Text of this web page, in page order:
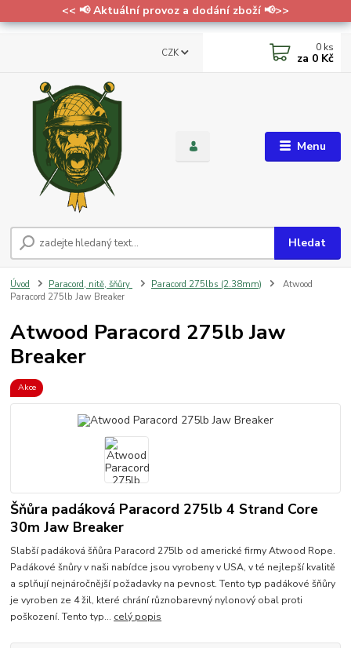
<< 📢 Aktuální provoz a dodání zboží 📢>>
Menu
CZK
Hledat
0 ks
za 0 Kč
Úvod Paracord, nitě, šňůry Paracord 275lbs (2.38mm)
Atwood
Paracord 275lb Jaw Breaker
Atwood Paracord 275lb Jaw
Breaker
Akce
Šňůra padáková Paracord 275lb 4 Strand Core
30m Jaw Breaker
Slabší padáková šňůra Paracord 275lb od americké firmy Atwood Rope.
Padákové šnůry v naši nabídce jsou vyrobeny v USA, v té nejlepší kvalitě
a splňují nejnáročnější požadavky na pevnost. Tento typ padákové šňůry
je vyroben ze 4 žil, které chrání různobarevný nylonový obal proti
poškození. Tento typ... celý popis